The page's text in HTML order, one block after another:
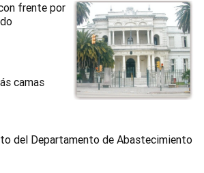
frente por
camas
del Departamento de Abastecimiento